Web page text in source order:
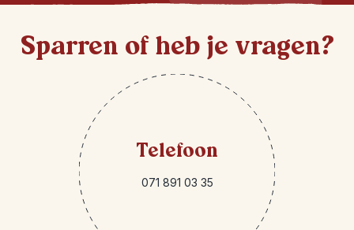
Sparren of heb je vragen?
Telefoon
071 891 03 35